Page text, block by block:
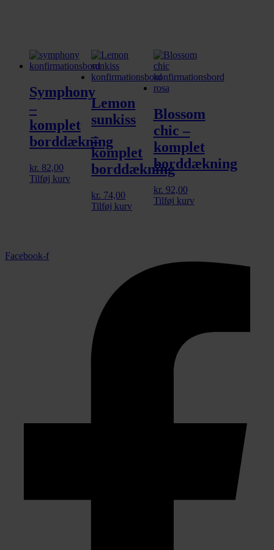
Symphony
–
komplet
borddækning
kr. 82,00
Tilføj kurv
Lemon
sunkiss
–
komplet
borddækning
kr. 74,00
Tilføj kurv
Blossom
chic –
komplet
borddækning
kr. 92,00
Tilføj kurv
Facebook-f